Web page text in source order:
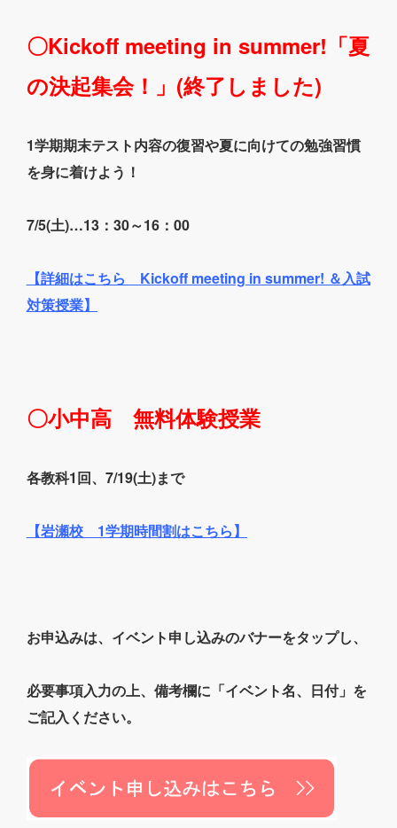
〇Kickoff meeting in summer!「夏
の決起集会！」(終了しました)
1学期期末テスト内容の復習や夏に向けての勉強習慣
を身に着けよう！
7/5(土)…13：30～16：00
【詳細はこちら Kickoff meeting in summer! ＆入試
対策授業】
〇小中高 無料体験授業
各教科1回、7/19(土)まで
【岩瀬校 1学期時間割はこちら】
お申込みは、イベント申し込みのバナーをタップし、
必要事項入力の上、備考欄に「イベント名、日付」を
ご記入ください。